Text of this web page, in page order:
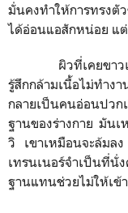
มั่นคงทำให้การทรงตั
ได้อ่อนแอสักหน่อย แ
ผิวที่เคยขา
รู้สึกกล้ามเนื้อไม่ทำ
กลายเป็นคนอ่อนปวก
ฐานของร่างกาย มันเ
วิ เขาเหมือนจะล้มล
เทรนเนอร์จำเป็นที่นั่
ฐานแทนช่วยไม่ให้เข้